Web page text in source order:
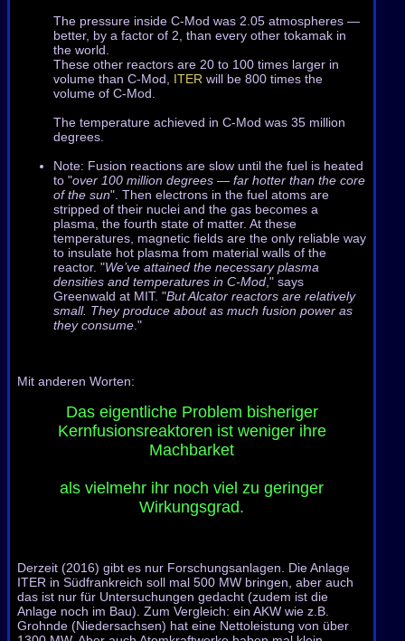
The pressure inside C-Mod was 2.05 atmospheres —
better, by a factor of 2, than every other tokamak in
the world.
These other reactors are 20 to 100 times larger in
volume than C-Mod, ITER will be 800 times the
volume of C-Mod.
The temperature achieved in C-Mod was 35 million
degrees.
Note: Fusion reactions are slow until the fuel is heated
to "over 100 million degrees — far hotter than the core
of the sun". Then electrons in the fuel atoms are
stripped of their nuclei and the gas becomes a
plasma, the fourth state of matter. At these
temperatures, magnetic fields are the only reliable way
to insulate hot plasma from material walls of the
reactor. "We’ve attained the necessary plasma
densities and temperatures in C-Mod ," says
Greenwald at MIT. "But Alcator reactors are relatively
small. They produce about as much fusion power as
they consume ."
Mit anderen Worten:
Das eigentliche Problem bisheriger
Kernfusionsreaktoren ist weniger ihre
Machbarket
als vielmehr ihr noch viel zu geringer
Wirkungsgrad.
Derzeit (2016) gibt es nur Forschungsanlagen. Die Anlage
ITER in Südfrankreich soll mal 500 MW bringen, aber auch
das ist nur für Untersuchungen gedacht (zudem ist die
Anlage noch im Bau). Zum Vergleich: ein AKW wie z.B.
Grohnde (Niedersachsen) hat eine Nettoleistung von über